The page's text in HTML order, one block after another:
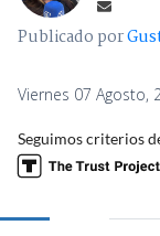
Publicado por
Viernes 07 Agosto,
Seguimos criterios